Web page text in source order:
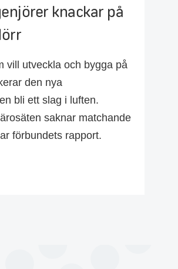
knackar på
vill utveckla och bygga på
den nya
bli ett slag i luften.
saknar matchande
förbundets rapport.